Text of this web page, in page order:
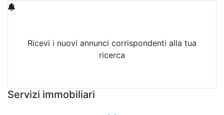
Ricevi i nuovi annunci corrispondenti alla tua
ricerca
Servizi immobiliari